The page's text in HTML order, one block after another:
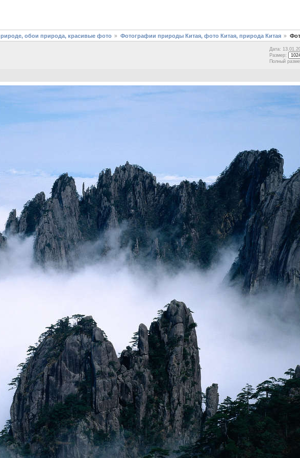
обои природа, красивые фото Фотографии природы Китая, фото Китая, природа Китая
Дата:
Размер:
Полный